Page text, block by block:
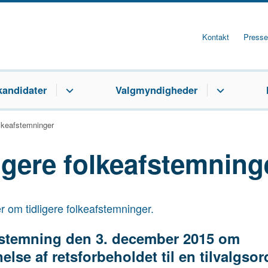
Kontakt Presse
Valgmyndigheder
om tidligere folkeafstemninger.
den 3. december 2015 om
af retsforbeholdet til en